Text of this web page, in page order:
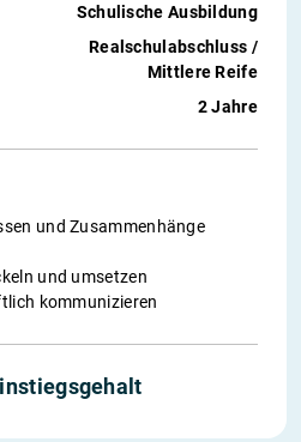
Schulische Ausbildung
Realschulabschluss /
Mittlere Reife
2 Jahre
und Zusammenhänge
und umsetzen
kommunizieren